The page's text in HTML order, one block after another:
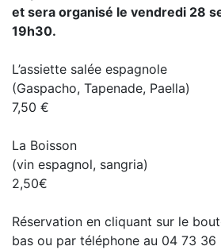
et sera organisé le vendredi 28
19h30.
L’assiette salée espagnole
(Gaspacho, Tapenade, Paella)
7,50 €
La Boisson
(vin espagnol, sangria)
2,50€
Réservation en cliquant sur le
bas ou par téléphone au 04 73 36